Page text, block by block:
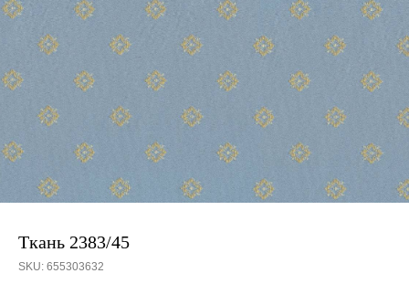
Ткань 2383/45
SKU: 655303632